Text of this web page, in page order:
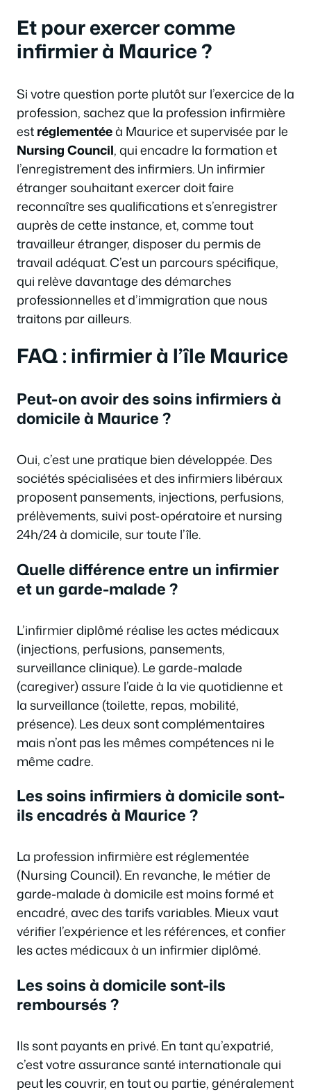
Et pour exercer comme
infirmier à Maurice ?
Si votre question porte plutôt sur l’exercice de la
profession, sachez que la profession infirmière
estréglementéeà Maurice et supervisée par le
Nursing Council, qui encadre la formation et
l’enregistrement des infirmiers. Un infirmier
étranger souhaitant exercer doit faire
reconnaître ses qualifications et s’enregistrer
auprès de cette instance, et, comme tout
travailleur étranger, disposer du permis de
travail adéquat. C’est un parcours spécifique,
qui relève davantage des démarches
professionnelles et d’immigration que nous
traitons par ailleurs.
FAQ : infirmier à l’île Maurice
Peut-on avoir des soins infirmiers à
domicile à Maurice ?
Oui, c’est une pratique bien développée. Des
sociétés spécialisées et des infirmiers libéraux
proposent pansements, injections, perfusions,
prélèvements, suivi post-opératoire et nursing
24h/24 à domicile, sur toute l’île.
Quelle différence entre un infirmier
et un garde-malade ?
L’infirmier diplômé réalise les actes médicaux
(injections, perfusions, pansements,
surveillance clinique). Le garde-malade
(caregiver) assure l’aide à la vie quotidienne et
la surveillance (toilette, repas, mobilité,
présence). Les deux sont complémentaires
mais n’ont pas les mêmes compétences ni le
même cadre.
Les soins infirmiers à domicile sont-
ils encadrés à Maurice ?
La profession infirmière est réglementée
(Nursing Council). En revanche, le métier de
garde-malade à domicile est moins formé et
encadré, avec des tarifs variables. Mieux vaut
vérifier l’expérience et les références, et confier
les actes médicaux à un infirmier diplômé.
Les soins à domicile sont-ils
remboursés ?
Ils sont payants en privé. En tant qu’expatrié,
c’est votre assurance santé internationale qui
peut les couvrir, en tout ou partie, généralement